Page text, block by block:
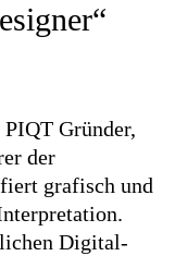
Gründer,
der
gra­fisch und
Digital­